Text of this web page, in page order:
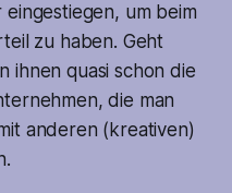
um beim
zu haben. Geht
ihnen quasi schon die
die man
anderen (kreativen)